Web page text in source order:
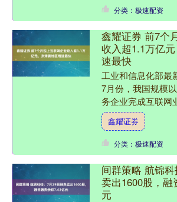
分类：极速配资
鑫耀证券 前7个
收入超1.1万亿
速最快
工业和信息化部最
7月份，我国规模
务企业完成互联网
元，同比增长3.5%
升0.4个百分....
鑫耀证券
分类：极速配资
间群策略 航锦
卖出1600股，
元